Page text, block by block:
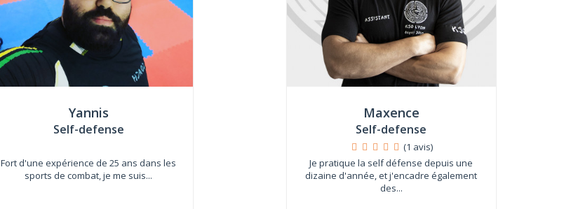
Yannis
Self-defense
Fort d'une expérience de 25 ans dans les
sports de combat, je me suis...
Maxence
Self-defense
(1 avis)
Je pratique la self défense depuis une
dizaine d'année, et j'encadre également
des...